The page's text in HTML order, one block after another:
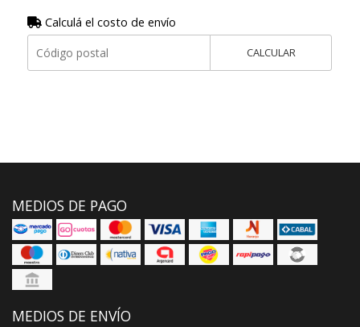
Calculá el costo de envío
CALCULAR
MEDIOS DE PAGO
MEDIOS DE ENVÍO